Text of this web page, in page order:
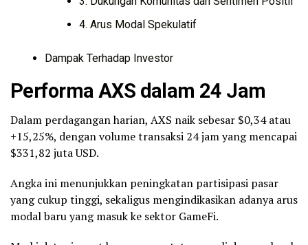
4. Arus Modal Spekulatif
Dampak Terhadap Investor
Performa AXS dalam 24 Jam
Dalam perdagangan harian, AXS naik sebesar $0,34 atau
+15,25%, dengan volume transaksi 24 jam yang mencapai
$331,82 juta USD.
Angka ini menunjukkan peningkatan partisipasi pasar
yang cukup tinggi, sekaligus mengindikasikan adanya arus
modal baru yang masuk ke sektor GameFi.